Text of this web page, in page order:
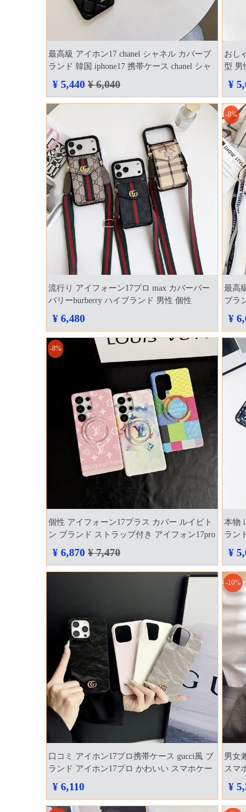
最高級 アイホン17 chanel シャネル カバーブ
ランド 韓国 iphone17 携帯ケース chanel シャ
ネル
¥ 5,440 ¥ 6,040
おし
型 男
coach
¥
流行り アイフォーン17プロ max カバーバー
バリーburberry ハイブランド 男性 個性
iphone 14プロ スマホケース おすすめ
¥ 6,480
-8%
最高
ブラ
ルイ
¥
-8%
個性 アイフォーン17プラス カバー ルイビト
ン ブランド ストラップ付き アイフォン17pro
ルイビトン風 ケース
¥ 6,870 ¥ 7,470
本物
ラン
¥
口コミ アイホン17プロ携帯ケース gucci風 ブ
ランド アイホン17プロ かわいい スマホケー
ス 新発売
¥ 6,110
-10%
男女
スマ
マホ
¥